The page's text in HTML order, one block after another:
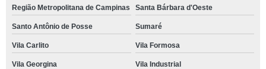
Região Metropolitana de Campinas Santa Bárbara d'Oeste
Santo Antônio de Posse Sumaré
Vila Carlito Vila Formosa
Vila Georgina Vila Industrial